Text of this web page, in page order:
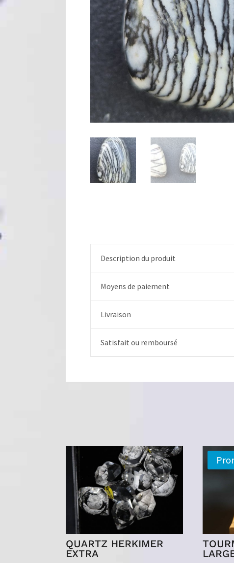
Description du produit
Moyens de paiement
Livraison
Satisfait ou remboursé
QUARTZ HERKIMER
EXTRA